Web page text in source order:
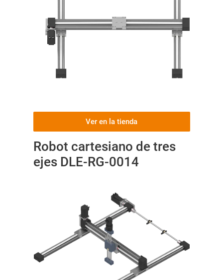
Ver en la tienda
Robot cartesiano de tres
ejes DLE-RG-0014